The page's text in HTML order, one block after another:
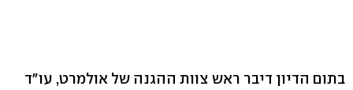
בתום הדיון דיבר ראש צוות ההגנה של אולמרט, עו"ד